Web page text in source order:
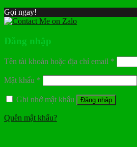
Gọi ngay!
Đăng nhập
Tên tài khoản hoặc địa chỉ email *
Mật khẩu *
Ghi nhớ mật khẩu Đăng nhập
Quên mật khẩu?